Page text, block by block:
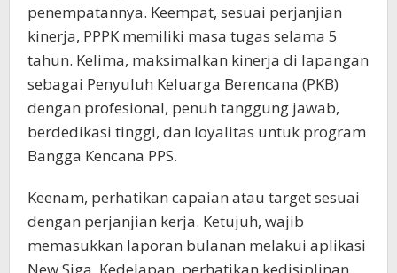
penempatannya. Keempat, sesuai perjanjian
kinerja, PPPK memiliki masa tugas selama 5
tahun. Kelima, maksimalkan kinerja di lapangan
sebagai Penyuluh Keluarga Berencana (PKB)
dengan profesional, penuh tanggung jawab,
berdedikasi tinggi, dan loyalitas untuk program
Bangga Kencana PPS.
Keenam, perhatikan capaian atau target sesuai
dengan perjanjian kerja. Ketujuh, wajib
memasukkan laporan bulanan melakui aplikasi